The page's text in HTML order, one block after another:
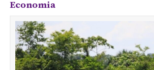
Economia